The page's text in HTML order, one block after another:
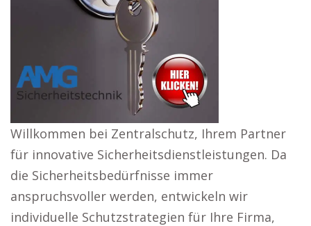
Willkommen bei Zentralschutz, Ihrem Partner
für innovative Sicherheitsdienstleistungen. Da
die Sicherheitsbedürfnisse immer
anspruchsvoller werden, entwickeln wir
individuelle Schutzstrategien für Ihre Firma,